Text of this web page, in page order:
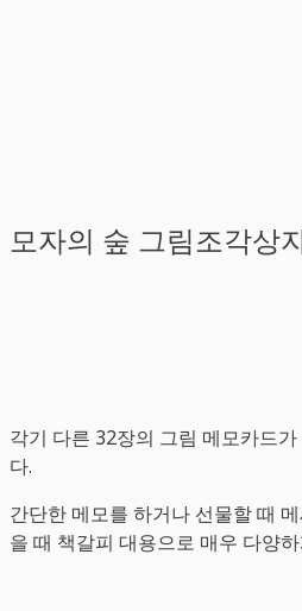
모자의 숲 그림조각상
각기 다른 32장의 그림 메모카드
다.
간단한 메모를 하거나 선물할 때
을 때 책갈피 대용으로 매우 다양